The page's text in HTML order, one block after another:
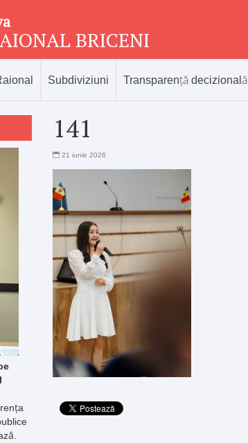
BRICENI
Subdiviziuni Transparență decizională
141
21 iunie 2026